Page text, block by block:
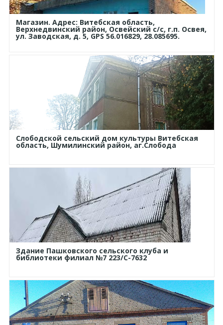
Магазин. Адрес: Витебская область,
Верхнедвинский район, Освейский с/с, г.п. Освея,
ул. Заводская, д. 5, GPS 56.016829, 28.085695.
Слободской сельский дом культуры Витебская
область, Шумилинский район, аг.Слобода
Здание Пашковского сельского клуба и
библиотеки филиал №7 223/С-7632